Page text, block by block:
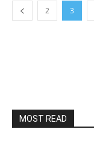
2 3
MOST READ